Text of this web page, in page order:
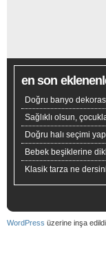
en son
Doğru banyo
Sağlıklı olsun,
Doğru halı seçimi
Bebek beşiklerine
Klasik tarza ne
WordPress üzerine inşa